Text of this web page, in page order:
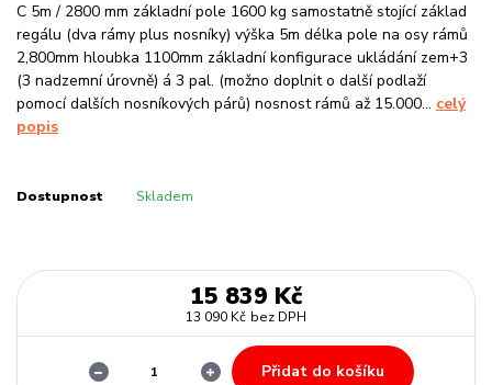
C 5m / 2800 mm základní pole 1600 kg samostatně stojící základ
regálu (dva rámy plus nosníky) výška 5m délka pole na osy rámů
2,800mm hloubka 1100mm základní konfigurace ukládání zem+3
(3 nadzemní úrovně) á 3 pal. (možno doplnit o další podlaží
pomocí dalších nosníkových párů) nosnost rámů až 15.000... celý
popis
Dostupnost Skladem
15 839 Kč
13 090 Kč bez DPH
Přidat do košíku